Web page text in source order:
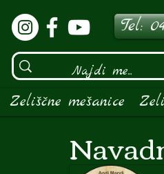
Tel:
Zeliščne mešanice